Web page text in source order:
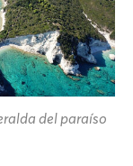
del paraíso